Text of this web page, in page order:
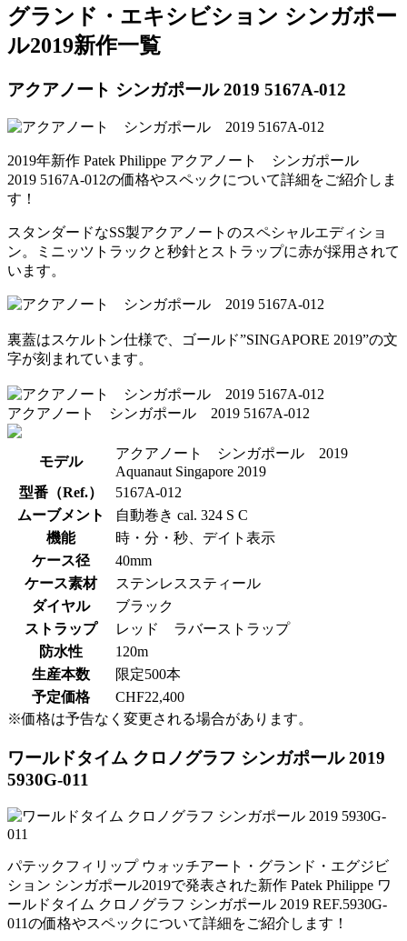
グランド・エキシビション シンガポー
ル2019新作一覧
アクアノート シンガポール 2019 5167A-012
2019年新作 Patek Philippe アクアノート シンガポール
2019 5167A-012の価格やスペックについて詳細をご紹介しま
す！
スタンダードなSS製アクアノートのスペシャルエディショ
ン。ミニッツトラックと秒針とストラップに赤が採用されて
います。
裏蓋はスケルトン仕様で、ゴールド”SINGAPORE 2019”の文
字が刻まれています。
アクアノート シンガポール 2019 5167A-012
モデル
アクアノート シンガポール 2019
Aquanaut Singapore 2019
型番（Ref.）
5167A-012
ムーブメント
自動巻き cal. 324 S C
機能
時・分・秒、デイト表示
ケース径
40mm
ケース素材
ステンレススティール
ダイヤル
ブラック
ストラップ
レッド ラバーストラップ
防水性
120m
生産本数
限定500本
予定価格
CHF22,400
※価格は予告なく変更される場合があります。
ワールドタイム クロノグラフ シンガポール 2019
5930G-011
パテックフィリップ ウォッチアート・グランド・エグジビ
ション シンガポール2019で発表された新作 Patek Philippe ワ
ールドタイム クロノグラフ シンガポール 2019 REF.5930G-
011の価格やスペックについて詳細をご紹介します！